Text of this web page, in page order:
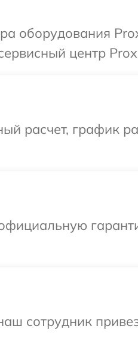
оборудования
центр
расчет, график
сотрудник